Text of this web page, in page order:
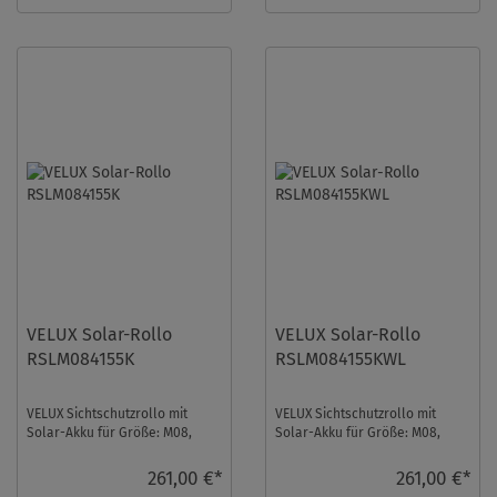
VELUX Solar-Rollo
RSLM084155K
VELUX Sichtschutzrollo mit
Solar-Akku für Größe: M08,
Semitransparent, alu Schi ...
261,00 €*
VELUX Solar-Rollo
RSLM084155KWL
VELUX Sichtschutzrollo mit
Solar-Akku für Größe: M08,
Semitransparent, weiße S ...
261,00 €*